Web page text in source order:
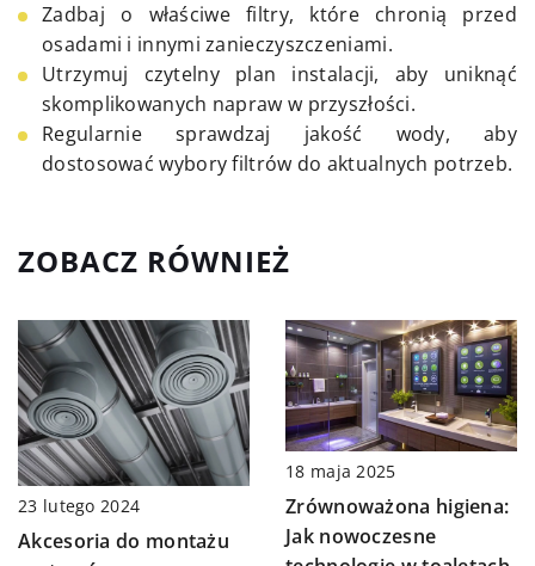
Zadbaj o właściwe filtry, które chronią przed
osadami i innymi zanieczyszczeniami.
Utrzymuj czytelny plan instalacji, aby uniknąć
skomplikowanych napraw w przyszłości.
Regularnie sprawdzaj jakość wody, aby
dostosować wybory filtrów do aktualnych potrzeb.
ZOBACZ RÓWNIEŻ
23 lutego 2024
Akcesoria do montażu
18 maja 2025
Zrównoważona higiena:
Jak nowoczesne